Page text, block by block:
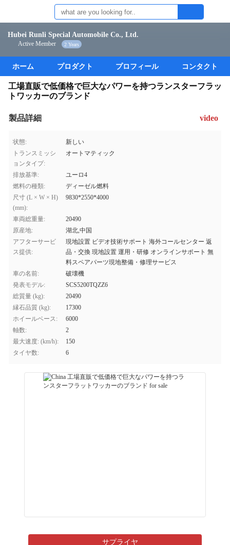
Hubei Runli Special Automobile Co., Ltd.
Active Member 2 Years
ホーム プロダクト プロフィール コンタクト
工場直販で低価格で巨大なパワーを持つランスターフラッ
トワッカーのブランド
製品詳細 video
状態:
新しい
トランスミッシ
ョンタイプ:
オートマティック
排放基準:
ユーロ4
燃料の種類:
ディーゼル燃料
尺寸 (L × W × H)
(mm):
9830*2550*4000
車両総重量:
20490
原産地:
湖北,中国
アフターサービ
ス提供:
現地設置 ビデオ技術サポート 海外コールセンター 返
品・交換 現地設置 運用・研修 オンラインサポート 無
料スペアパーツ現地整備・修理サービス
車の名前:
破壊機
発表モデル:
SCS5200TQZZ6
総質量 (kg):
20490
縁石品質 (kg):
17300
ホイールベース:
6000
軸数:
2
最大速度: (km/h):
150
タイヤ数:
6
サプライヤ